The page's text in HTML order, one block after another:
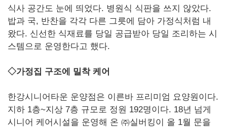
식사 공간도 눈에 띄었다. 병원식 식판을 쓰지 않았다.
밥과 국, 반찬을 각각 다른 그릇에 담아 가정식처럼 내
왔다. 신선한 식재료를 당일 공급받아 당일 조리하는 시
스템으로 운영한다고 했다.
◇가정집 구조에 밀착 케어
한강시니어타운 운양점은 이른바 프리미엄 요양원이다.
지하 1층~지상 7층 규모로 정원 192명이다. 18년 넘게
시니어 케어시설을 운영해 온 ㈜실버킹이 올 1월 문을